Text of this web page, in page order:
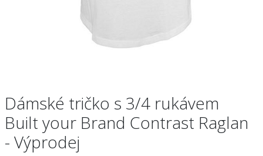
Dámské tričko s 3/4 rukávem
Built your Brand Contrast Raglan
- Výprodej